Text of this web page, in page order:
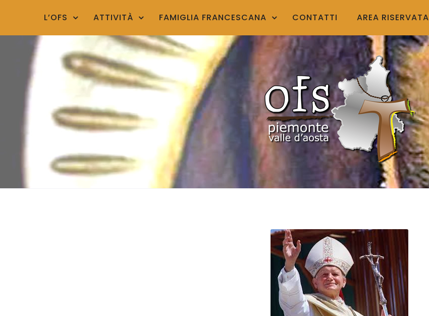
content
L’OFS ATTIVITÀ FAMIGLIA FRANCESCANA CONTATTI AREA RISERVATA
è dando che si riceve